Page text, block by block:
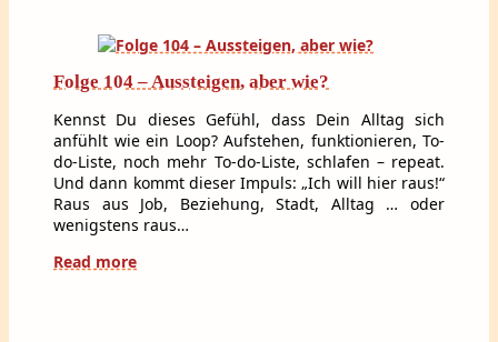
Folge 104 – Aussteigen, aber wie?
Kennst Du dieses Gefühl, dass Dein Alltag sich
anfühlt wie ein Loop? Aufstehen, funktionieren, To-
do-Liste, noch mehr To-do-Liste, schlafen – repeat.
Und dann kommt dieser Impuls: „Ich will hier raus!“
Raus aus Job, Beziehung, Stadt, Alltag … oder
wenigstens raus…
Read more